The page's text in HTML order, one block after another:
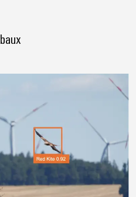
Système anticollision basé sur